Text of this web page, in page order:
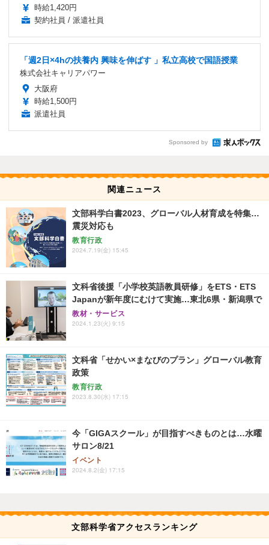
時給1,420円
契約社員 / 派遣社員
「週2日×4hの扶養内 興味を伸ばす 」私立高校で国語授業
株式会社キャリアパワー
大阪府
時給1,500円
派遣社員
Sponsored by
関連ニュース
文部科学白書2023、グローバル人材育成を特集…
震災対応も
教育行政
2024.7.19(金) 15:45
文科省後援「小学校英語教員研修」をETS・ETS
Japanが新年度にむけて実施…東北6県・新潟県で
教材・サービス
2024.1.23(火) 9:15
文科省「せかい×まなびのプラン」グローバル教育
政策
教育行政
2023.8.30(水) 17:15
今「GIGAスクール」が目指すべきものとは…水曜
サロン8/21
イベント
2024.8.2(金) 17:15
文部科学省アクセスランキング